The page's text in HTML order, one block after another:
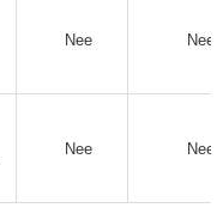
Nee Nee
Nee Nee